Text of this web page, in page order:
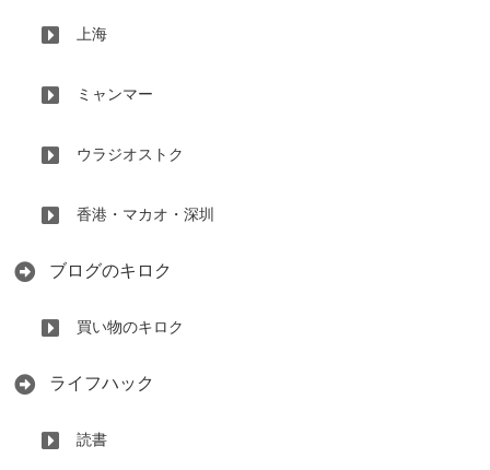
上海
ミャンマー
ウラジオストク
香港・マカオ・深圳
ブログのキロク
買い物のキロク
ライフハック
読書